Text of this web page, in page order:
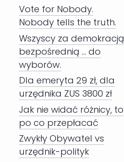
Vote for Nobody.
Nobody tells the truth.
Wszyscy za demokracją
bezpośrednią ... do
wyborów.
Dla emeryta 29 zł, dla
urzędnika ZUS 3800 zł
Jak nie widać różnicy, to
po co przepłacać
Zwykły Obywatel vs
urzędnik-polityk